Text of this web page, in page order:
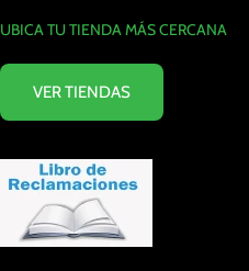
UBICA TU TIENDA MÁS CERCANA
VER TIENDAS